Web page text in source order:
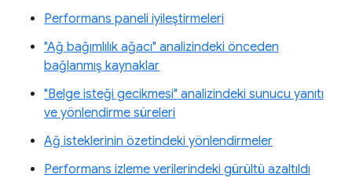
Performans paneli iyileştirmeleri
"Ağ bağımlılık ağacı" analizindeki önceden
bağlanmış kaynaklar
"Belge isteği gecikmesi" analizindeki sunucu yanıtı
ve yönlendirme süreleri
Ağ isteklerinin özetindeki yönlendirmeler
Performans izleme verilerindeki gürültü azaltıldı